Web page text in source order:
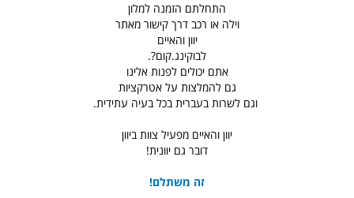
התחלתם הזמנה למלון
וילה או רכב דרך קישור מאתר
יוון והאיים
לבוקינג.קום?.
אתם יכולים לפנות אלינו
גם להמלצות על אטרקציות
וגם לשרות בעברית בכל בעיה עתידית.
יוון והאיים מפעיל צוות ביוון
דובר גם יוונית!
זה משתלם!